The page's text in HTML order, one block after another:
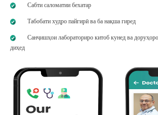
Сабти саломатии бехатар
Табобати худро пайгирӣ ва ба нақша гиред
Санҷишҳои лабораториро китоб кунед ва
диҳед